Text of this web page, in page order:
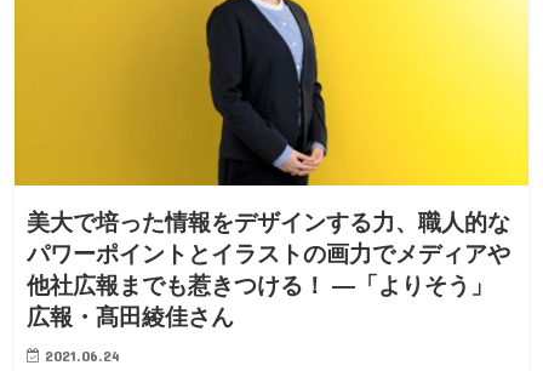
美大で培った情報をデザインする力、職人的な
パワーポイントとイラストの画力でメディアや
他社広報までも惹きつける！ —「よりそう」
広報・髙田綾佳さん
2021.06.24